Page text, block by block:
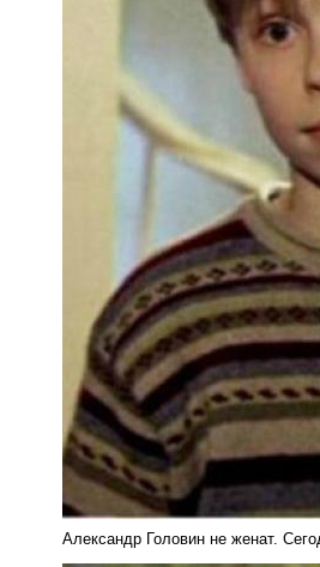
Александр Головин не женат.